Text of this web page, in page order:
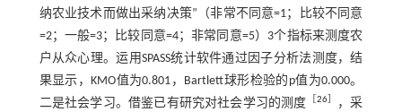
纳农业技术而做出采纳决策”（非常不同意=1；比较不同意
=2；一般=3；比较同意=4；非常同意=5）3个指标来测度农
户从众心理。运用SPASS统计软件通过因子分析法测度，结
果显示，KMO值为0.801，Bartlett球形检验的p值为0.000。
二是社会学习。借鉴已有研究对社会学习的测度
26］
，采